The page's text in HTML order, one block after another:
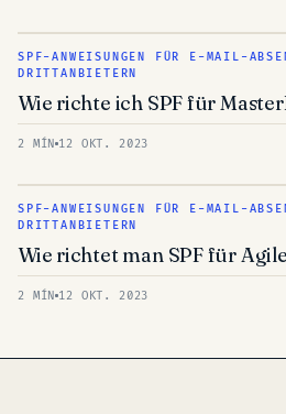
SPF-ANWEISUNGEN FÜR E-MAIL-
DRITTANBIETERN
Wie richte ich SPF für
2 MÍN 12 OKT. 2023
SPF-ANWEISUNGEN FÜR E-MAIL-
DRITTANBIETERN
Wie richtet man SPF für
2 MÍN 12 OKT. 2023